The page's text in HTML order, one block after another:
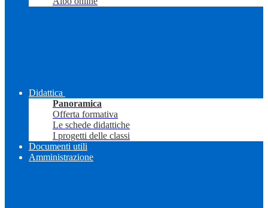
Didattica
Panoramica
Offerta formativa
Le schede didattiche
I progetti delle classi
Documenti utili
Amministrazione